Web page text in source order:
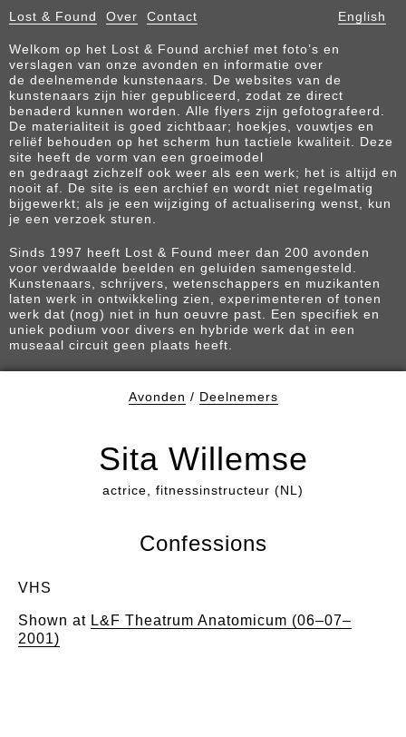
Lost & Found Over Contact English
Welkom op het Lost & Found archief met foto’s en
verslagen van onze avonden en informatie over
de deelnemende kunstenaars. De websites van de
kunstenaars zijn hier gepubliceerd, zodat ze direct
benaderd kunnen worden. Alle flyers zijn gefotografeerd.
De materialiteit is goed zichtbaar; hoekjes, vouwtjes en
reliëf behouden op het scherm hun tactiele kwaliteit. Deze
site heeft de vorm van een groeimodel
en gedraagt zichzelf ook weer als een werk; het is altijd en
nooit af. De site is een archief en wordt niet regelmatig
bijgewerkt; als je een wijziging of actualisering wenst, kun
je een verzoek sturen.
Sinds 1997 heeft Lost & Found meer dan 200 avonden
voor verdwaalde beelden en geluiden samengesteld.
Kunstenaars, schrijvers, wetenschappers en muzikanten
laten werk in ontwikkeling zien, experimenteren of tonen
werk dat (nog) niet in hun oeuvre past. Een specifiek en
uniek podium voor divers en hybride werk dat in een
museaal circuit geen plaats heeft.
Avonden / Deelnemers
Sita Willemse
actrice, fitnessinstructeur (NL)
Confessions
VHS
Shown at L&F Theatrum Anatomicum (06–07–
2001)